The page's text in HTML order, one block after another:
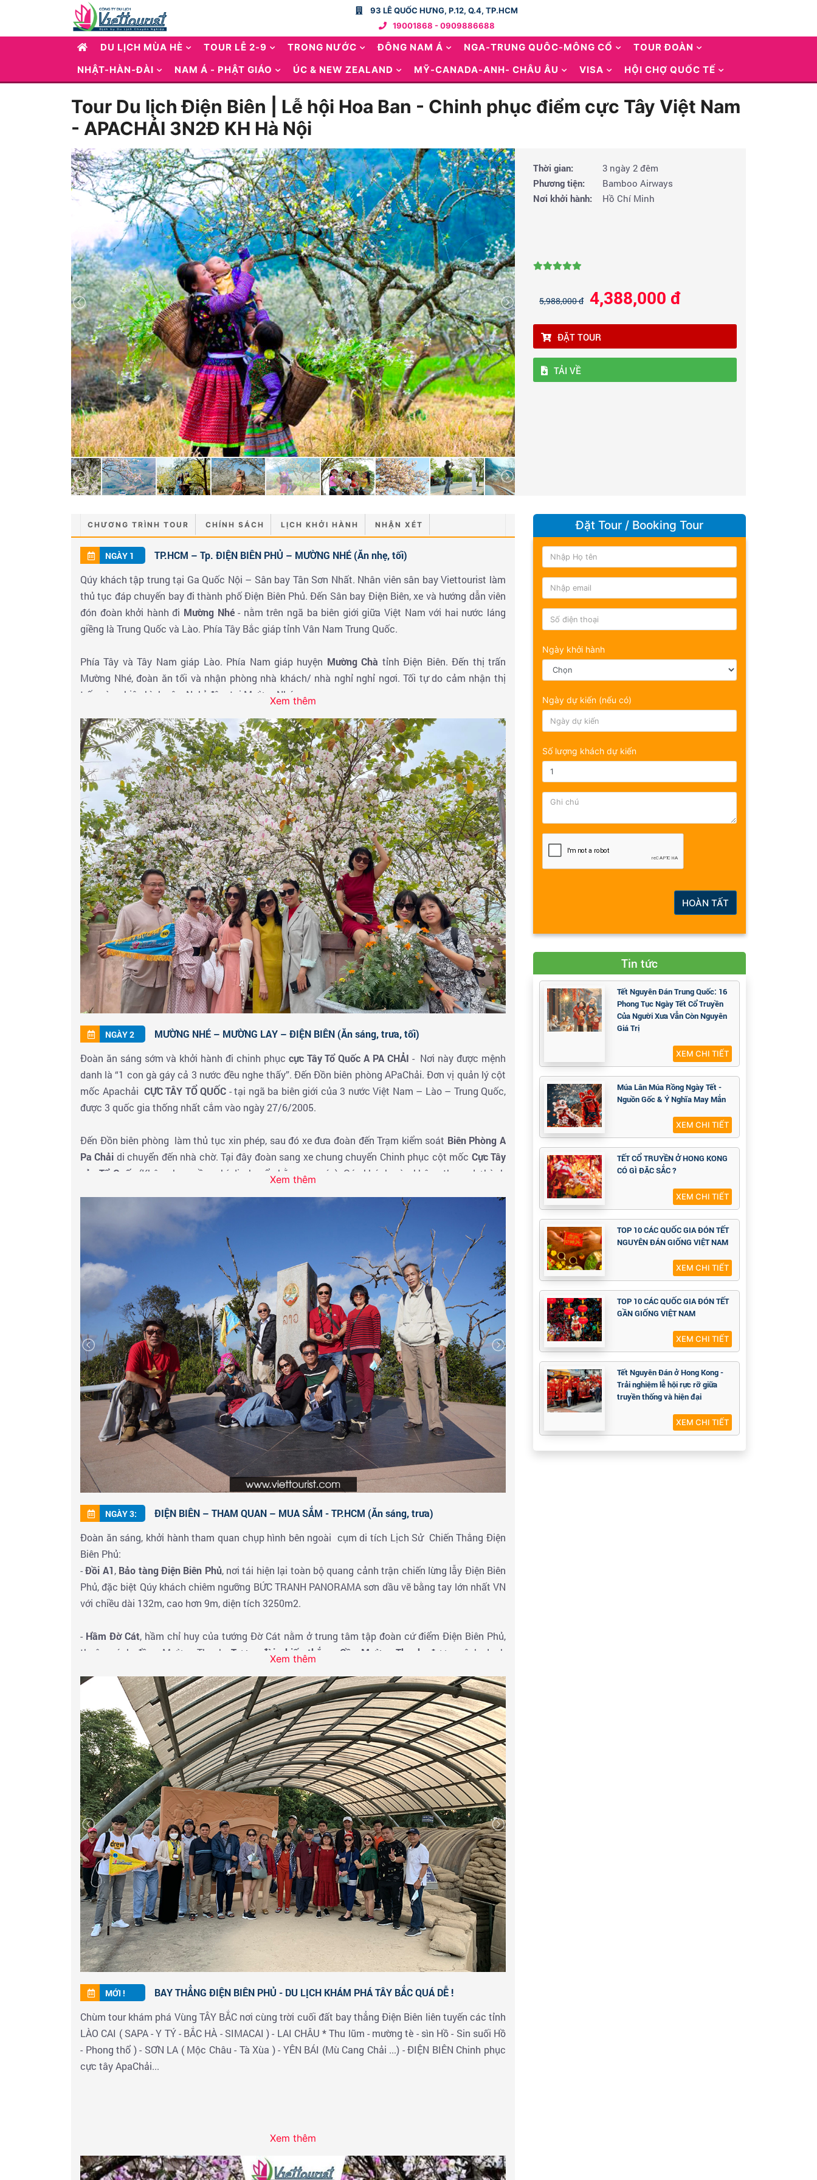
93 LÊ QUỐC HƯNG, P.12, Q.4, TP.HCM
19001868 - 0909886688
DU LỊCH MÙA HÈ TOUR LỄ 2-9 TRONG NƯỚC ĐÔNG NAM Á NGA-TRUNG QUÔC-MÔNG CỔ
TOUR ĐOÀN
NHẬT-HÀN-ĐÀI
NAM Á - PHẬT GIÁO ÚC & NEW ZEALAND MỸ-CANADA-ANH- CHÂU ÂU VISA HỘI CHỢ QUỐC TẾ
Tour Du lịch Điện Biên | Lễ hội Hoa Ban - Chinh phục điểm cực Tây Việt Nam
- APACHẢI 3N2Đ KH Hà Nội
Thời gian:
3 ngày 2 đêm
Phương tiện:
Bamboo Airways
Nơi khởi hành:
Hồ Chí Minh
5,988,000 đ 4,388,000 đ
ĐẶT TOUR
TẢI VỀ
CHƯƠNG TRÌNH TOUR CHÍNH SÁCH LỊCH KHỞI HÀNH NHẬN XÉT
NGÀY 1
TP.HCM – Tp. ĐIỆN BIÊN PHỦ – MƯỜNG NHÉ (Ăn nhẹ, tối)
Qúy khách tập trung tại Ga Quốc Nội – Sân bay Tân Sơn Nhất. Nhân viên sân bay Viettourist làm
thủ tục đáp chuyến bay đi thành phố Điện Biên Phủ. Đến Sân bay Điện Biên, xe và hướng dẫn viên
đón đoàn khởi hành đi Mường Nhé- nằm trên ngã ba biên giới giữa Việt Nam với hai nước láng
giềng là Trung Quốc và Lào. Phía Tây Bắc giáp tỉnh Vân Nam Trung Quốc.
Phía Tây và Tây Nam giáp Lào. Phía Nam giáp huyện Mường Chà tỉnh Điện Biên. Đến thị trấn
Mường Nhé, đoàn ăn tối và nhận phòng nhà khách/ nhà nghỉ nghỉ ngơi. Tối tự do cảm nhận thị
trấn vùng biên bình yên. Nghỉ đêm tại Mường Nhé.Xem thêm
NGÀY 2
MƯỜNG NHÉ – MƯỜNG LAY – ĐIỆN BIÊN (Ăn sáng, trưa, tối)
Đoàn ăn sáng sớm và khởi hành đi chinh phục cực Tây Tổ Quốc A PA CHẢI - Nơi này được mệnh
danh là “1 con gà gáy cả 3 nước đều nghe thấy”. Đến Đồn biên phòng APaChải. Đơn vị quản lý cột
mốc Apachải CỰC TÂY TỔ QUỐC - tại ngã ba biên giới của 3 nước Việt Nam – Lào – Trung Quốc,
được 3 quốc gia thống nhất cắm vào ngày 27/6/2005.
Đến Đồn biên phòng làm thủ tục xin phép, sau đó xe đưa đoàn đến Trạm kiểm soát Biên Phòng A
Pa Chải di chuyển đến nhà chờ. Tại đây đoàn sang xe chung chuyển Chinh phục cột mốc Cực Tây
của Tổ Quốc
(Không bao gồm phí di chuyển bằng xe máy). Qúy khách nào không tham dự hành
Đoàn ăn trưa và di chuyển về Điện Biên - Đến Điện Biên, Qúy khách nhận phòng và ăn tối với các
món đặc sản tại nhà hàng cùng tinh hoa ẩm thực của Thái Trắng. Nghỉ đêm tại Điện Biên.
Xem thêm
NGÀY 3:
ĐIỆN BIÊN – THAM QUAN – MUA SẮM - TP.HCM (Ăn sáng, trưa)
Đoàn ăn sáng, khởi hành tham quan chụp hình bên ngoài cụm di tích Lịch Sử Chiến Thắng Điện
Biên Phủ:
-Đồi A1, Bảo tàng Điện Biên Phủ, nơi tái hiện lại toàn bộ quang cảnh trận chiến lừng lẫy Điện Biên
Phủ, đặc biệt Qúy khách chiêm ngưỡng BỨC TRANH PANORAMA sơn dầu vẽ bằng tay lớn nhất VN
với chiều dài 132m, cao hơn 9m, diện tích 3250m2.
- Hầm Đờ Cát, hầm chỉ huy của tướng Đờ Cát nằm ở trung tâm tập đoàn cứ điểm Điện Biên Phủ,
thuộc cánh đồng Mường Thanh.Tượng đài chiến thắng, Cầu Mường Thanh
, được mệnh danh
đó, những hình ảnh quân địch giơ cờ trắng đầu hàng khiến ta không thể nào quên được sự tinh
thần hào hùng của dân tộc được dẫn dắt bởi cố Đại Tướng Võ Nguyên Giáp.
Đoàn dùng bữa trưa tại nhà hàng - Khởi hành ra sân bay Điện Biên Phủ, làm thủ tục đáp chuyến
bay về HCM, kết thúc chương trình. Cảm ơn Qúy khách và xin gặp lại trong các chương trình lần
sau.
Xem thêm
MỚI !
BAY THẲNG ĐIỆN BIÊN PHỦ - DU LỊCH KHÁM PHÁ TÂY BẮC QUÁ DỄ !
Chùm tour khám phá Vùng TÂY BẮC nơi cùng trời cuối đất bay thẳng Điện Biên liên tuyến các tỉnh
LÀO CAI ( SAPA - Y TÝ - BẮC HÀ - SIMACAI ) - LAI CHÂU * Thu lũm - mường tè - sìn Hồ - Sin suối Hồ
- Phong thổ ) - SƠN LA ( Mộc Châu - Tà Xùa ) - YÊN BÁI (Mù Cang Chải ...) - ĐIỆN BIÊN Chinh phục
cực tây ApaChải...
Xem thêm
Đặt Tour / Booking Tour
Ngày khởi hành
Ngày dự kiến (nếu có)
Số lượng khách dự kiến
HOÀN TẤT
Tin tức
Tết Nguyên Đán Trung Quốc: 16
Phong Tục Ngày Tết Cổ Truyền
Của Người Xưa Vẫn Còn Nguyên
Giá Trị
XEM CHI TIẾT
Múa Lân Múa Rồng Ngày Tết -
Nguồn Gốc & Ý Nghĩa May Mắn
XEM CHI TIẾT
TẾT CỔ TRUYỀN Ở HONG KONG
CÓ GÌ ĐẶC SẮC ?
XEM CHI TIẾT
TOP 10 CÁC QUỐC GIA ĐÓN TẾT
NGUYÊN ĐÁN GIỐNG VIỆT NAM
XEM CHI TIẾT
TOP 10 CÁC QUỐC GIA ĐÓN TẾT
GẦN GIỐNG VIỆT NAM
XEM CHI TIẾT
Tết Nguyên Đán ở Hong Kong -
Trải nghiệm lễ hội rực rỡ giữa
truyền thống và hiện đại
XEM CHI TIẾT